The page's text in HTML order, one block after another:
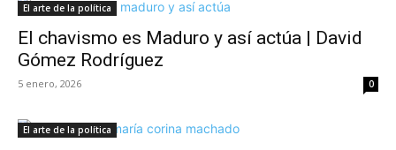
El arte de la política
El chavismo es Maduro y así actúa | David
Gómez Rodríguez
5 enero, 2026 0
El arte de la política